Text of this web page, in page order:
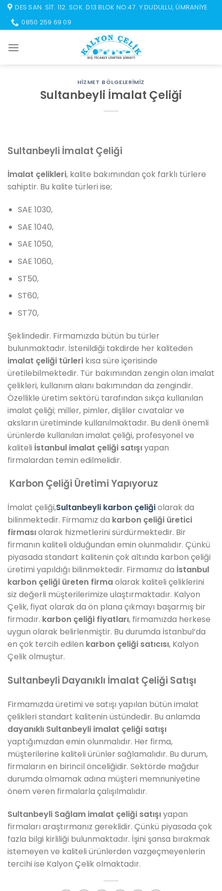
İçeriğe
atla
DES SAN. SIT. 112. SOK. D13 BLOK NO:47. Y.DUDULLU, ÜMRANIYE
0850 259 69 09
HIZMET BÖLGELERIMIZ
Sultanbeyli İmalat Çeliği
Sultanbeyli İmalat Çeliği
İmalat çelikleri, kalite bakımından çok farklı türlere
sahiptir. Bu kalite türleri ise;
SAE 1030,
SAE 1040,
SAE 1050,
SAE 1060,
ST50,
ST60,
ST70,
Şeklindedir. Firmamızda bütün bu türler
bulunmaktadır. İstenildiği takdirde her kaliteden
imalat çeliği türleri kısa süre içerisinde
üretilebilmektedir. Tür bakımından zengin olan imalat
çelikleri, kullanım alanı bakımından da zengindir.
Özellikle üretim sektörü tarafından sıkça kullanılan
imalat çeliği; miller, pimler, dişliler cıvatalar ve
aksların üretiminde kullanılmaktadır. Bu denli önemli
ürünlerde kullanılan imalat çeliği, profesyonel ve
kaliteli İstanbul imalat çeliği satışıyapan
firmalardan temin edilmelidir.
Karbon Çeliği Üretimi Yapıyoruz
İmalat çeliği,Sultanbeyli karbon çeliğiolarak da
bilinmektedir. Firmamız da karbon çeliği üretici
firmasıolarak hizmetlerini sürdürmektedir. Bir
firmanın kaliteli olduğundan emin olunmalıdır. Çünkü
piyasada standart kalitenin çok altında karbon çeliği
üretimi yapıldığı bilinmektedir. Firmamız da İstanbul
karbon çeliği üreten firmaolarak kaliteli çeliklerini
siz değerli müşterilerimize ulaştırmaktadır. Kalyon
Çelik, fiyat olarak da ön plana çıkmayı başarmış bir
firmadır. karbon çeliği fiyatları, firmamızda herkese
uygun olarak belirlenmiştir. Bu durumda İstanbul’da
en çok tercih edilen karbon çeliği satıcısı, Kalyon
Çelik olmuştur.
Sultanbeyli Dayanıklı İmalat Çeliği Satışı
Firmamızda üretimi ve satışı yapılan bütün imalat
çelikleri standart kalitenin üstündedir. Bu anlamda
dayanıklı Sultanbeyli imalat çeliği satışı
yaptığımızdan emin olunmalıdır. Her firma,
müşterilerine kaliteli ürünler sağlamalıdır. Bu durum,
firmaların en birincil önceliğidir. Sektörde mağdur
durumda olmamak adına müşteri memnuniyetine
önem veren firmalarla çalışılmalıdır.
Sultanbeyli Sağlam imalat çeliği satışıyapan
firmaları araştırmanız gereklidir. Çünkü piyasada çok
fazla bilgi kirliliği bulunmaktadır. İşini şansa bırakmak
istemeyen ve kaliteli ürünlerden vazgeçmeyenlerin
tercihi ise Kalyon Çelik olmaktadır.